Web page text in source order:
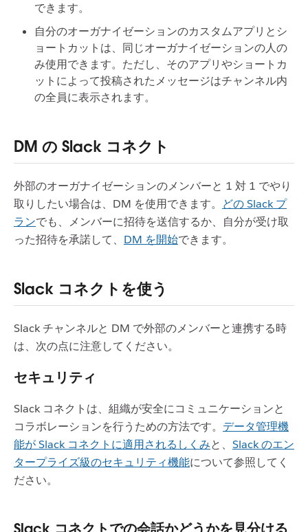
できます。
自分のオーガナイゼーションのカスタムアプリとシ
ョートカットは、同じオーガナイゼーションの人の
み使用できます。ただし、そのアプリやショートカ
ットによって投稿されたメッセージはチャンネル内
の全員に表示されます。
DM の Slack コネクト
外部のオーガナイゼーションのメンバーと 1 対 1 でやり
取りしたい場合は、DM を使用できます。 どの Slack プ
ランでも、メンバーに招待を送信するか、自分が受け取
った招待を承諾して、 DM を開始できます。
Slack コネクトを使う
Slack チャンネルと DM で外部のメンバーと連携する時
は、次の点に注意してください。
セキュリティ
Slack コネクトは、組織が安全にコミュニケーションと
コラボレーションを行うための方法です。 データ管理機
能が Slack コネクトに適用されるしくみと、 Slack のエン
タープライズ級のセキュリティ機能について参照してく
ださい。
Slack コネクトでの会話かどうかを見分ける